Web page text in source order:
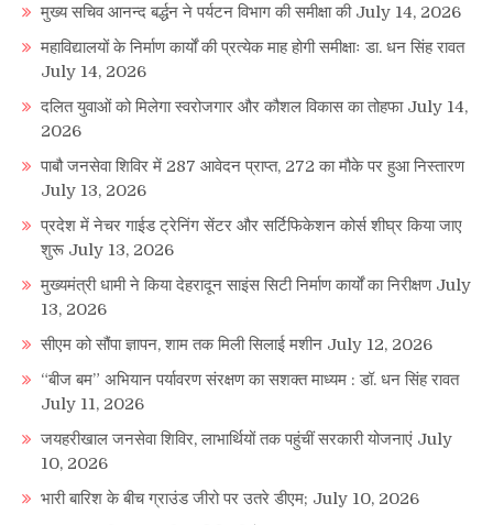
मुख्य सचिव आनन्द बर्द्धन ने पर्यटन विभाग की समीक्षा की July 14, 2026
महाविद्यालयों के निर्माण कार्यों की प्रत्येक माह होगी समीक्षाः डा. धन सिंह रावत
July 14, 2026
दलित युवाओं को मिलेगा स्वरोजगार और कौशल विकास का तोहफा July 14,
2026
पाबौ जनसेवा शिविर में 287 आवेदन प्राप्त, 272 का मौके पर हुआ निस्तारण
July 13, 2026
प्रदेश में नेचर गाईड ट्रेनिंग सेंटर और सर्टिफिकेशन कोर्स शीघ्र किया जाए
शुरू July 13, 2026
मुख्यमंत्री धामी ने किया देहरादून साइंस सिटी निर्माण कार्यों का निरीक्षण July
13, 2026
सीएम को सौंपा ज्ञापन, शाम तक मिली सिलाई मशीन July 12, 2026
“बीज बम” अभियान पर्यावरण संरक्षण का सशक्त माध्यम : डॉ. धन सिंह रावत
July 11, 2026
जयहरीखाल जनसेवा शिविर, लाभार्थियों तक पहुंचीं सरकारी योजनाएं July
10, 2026
भारी बारिश के बीच ग्राउंड जीरो पर उतरे डीएम; July 10, 2026